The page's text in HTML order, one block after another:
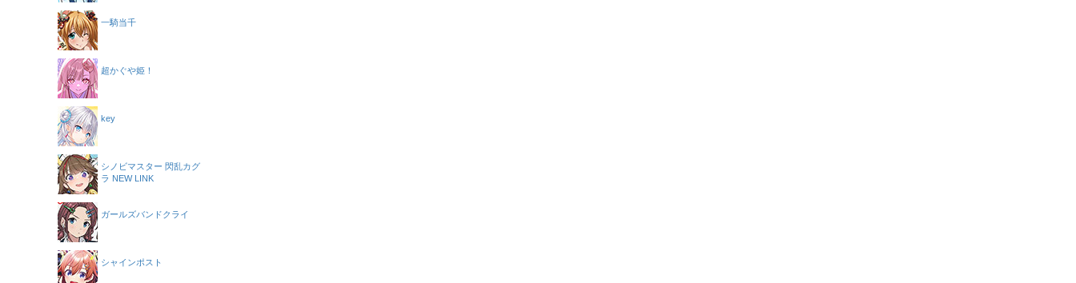
一騎当千
超かぐや姫！
key
シノビマスター 閃乱カグ
ラ NEW LINK
ガールズバンドクライ
シャインポスト